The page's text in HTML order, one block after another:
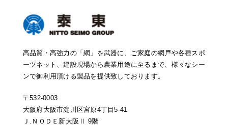
高品質・高強力の「網」を武器に、ご家庭の網戸や各種スポ
ーツネット、建設現場から農業用途に至るまで、様々なシー
ンで御利用頂ける製品を提供致しております。
〒532-0003
大阪府大阪市淀川区宮原4丁目5-41
Ｊ.ＮＯＤＥ新大阪Ⅱ 9階